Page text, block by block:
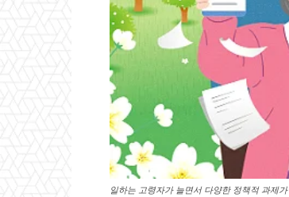
일하는 고령자가 늘면서 다양한 정책적 과제